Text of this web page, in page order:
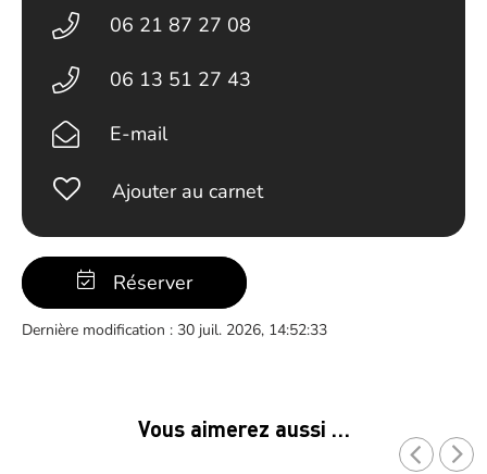
06 21 87 27 08
06 13 51 27 43
E-mail
Ajouter au carnet
Réserver
Dernière modification : 30 juil. 2026, 14:52:33
Vous aimerez aussi …